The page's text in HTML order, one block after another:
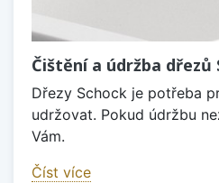
Čištění a údržba dřezů
Dřezy Schock je potřeba
udržovat. Pokud údržbu
Vám.
Číst více